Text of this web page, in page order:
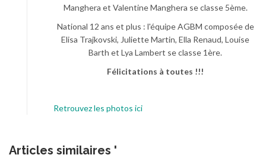
Manghera et Valentine Manghera se classe 5ème.
National 12 ans et plus : l'équipe AGBM composée de
Elisa Trajkovski, Juliette Martin, Ella Renaud, Louise
Barth et Lya Lambert se classe 1ère.
Félicitations à toutes !!!
Retrouvez les photos ici
Articles similaires '